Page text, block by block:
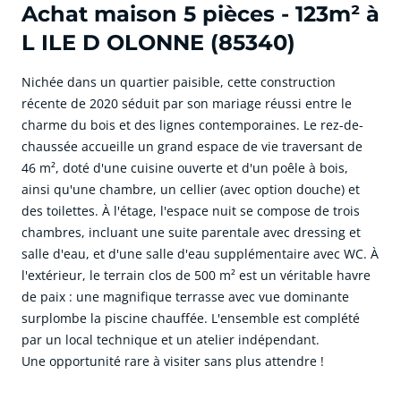
Achat maison 5 pièces - 123m² à
L ILE D OLONNE (85340)
Nichée dans un quartier paisible, cette construction
récente de 2020 séduit par son mariage réussi entre le
charme du bois et des lignes contemporaines. Le rez-de-
chaussée accueille un grand espace de vie traversant de
46 m², doté d'une cuisine ouverte et d'un poêle à bois,
ainsi qu'une chambre, un cellier (avec option douche) et
des toilettes. À l'étage, l'espace nuit se compose de trois
chambres, incluant une suite parentale avec dressing et
salle d'eau, et d'une salle d'eau supplémentaire avec WC. À
l'extérieur, le terrain clos de 500 m² est un véritable havre
de paix : une magnifique terrasse avec vue dominante
surplombe la piscine chauffée. L'ensemble est complété
par un local technique et un atelier indépendant.
Une opportunité rare à visiter sans plus attendre !